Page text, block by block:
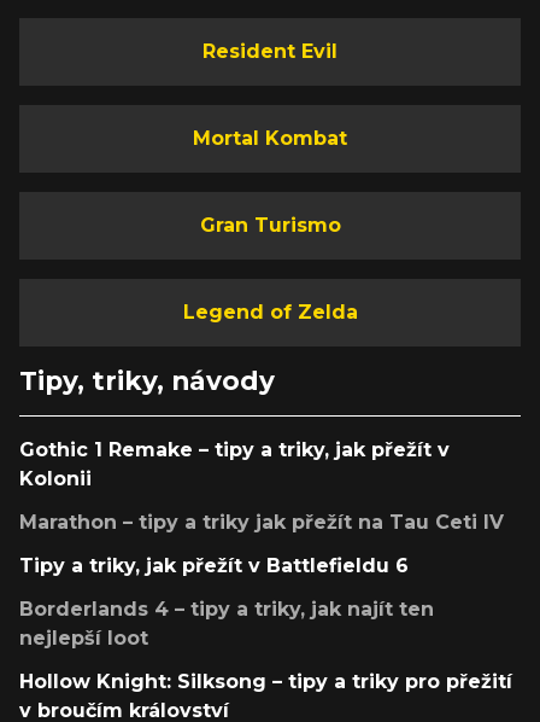
Resident Evil
Mortal Kombat
Gran Turismo
Legend of Zelda
Tipy, triky, návody
Gothic 1 Remake – tipy a triky, jak přežít v
Kolonii
Marathon – tipy a triky jak přežít na Tau Ceti IV
Tipy a triky, jak přežít v Battlefieldu 6
Borderlands 4 – tipy a triky, jak najít ten
nejlepší loot
Hollow Knight: Silksong – tipy a triky pro přežití
v broučím království